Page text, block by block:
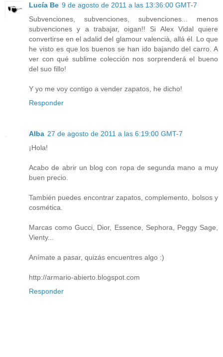
Lucía Be 9 de agosto de 2011 a las 13:36:00 GMT-7
Subvenciones, subvenciones, subvenciones... menos
subvenciones y a trabajar, oigan!! Si Alex Vidal quiere
convertirse en el adalid del glamour valencià, allá él. Lo que
he visto es que los buenos se han ido bajando del carro. A
ver con qué sublime colección nos sorprenderá el bueno
del suo fillo!
Y yo me voy contigo a vender zapatos, he dicho!
Responder
Alba 27 de agosto de 2011 a las 6:19:00 GMT-7
¡Hola!
Acabo de abrir un blog con ropa de segunda mano a muy
buen precio.
También puedes encontrar zapatos, complemento, bolsos y
cosmética.
Marcas como Gucci, Dior, Essence, Sephora, Peggy Sage,
Vienty...
Anímate a pasar, quizás encuentres algo :)
http://armario-abierto.blogspot.com
Responder